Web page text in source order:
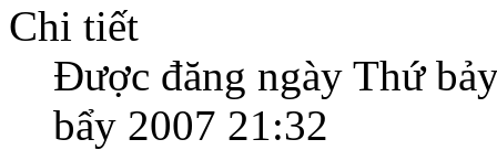
Chi tiết
Được đăng ngày Thứ
bẩy 2007 21:32